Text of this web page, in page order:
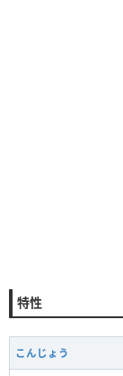
特性
こんじょう